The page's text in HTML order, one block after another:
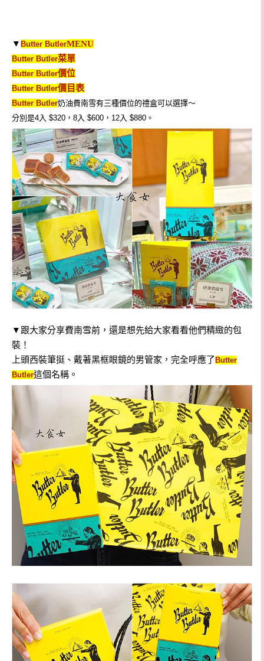
▼ Butter ButlerMENU
Butter Butler菜單
Butter Butler價位
Butter Butler價目表
Butter Butler奶油費南雪有三種價位的禮盒可以選擇～
分別是4入 $320，8入 $600，12入 $880。
▼跟大家分享費南雪前，還是想先給大家看看他們精緻的包
裝！
上頭西裝筆挺、戴著黑框眼鏡的男管家，完全呼應了 Butter
Butler這個名稱。